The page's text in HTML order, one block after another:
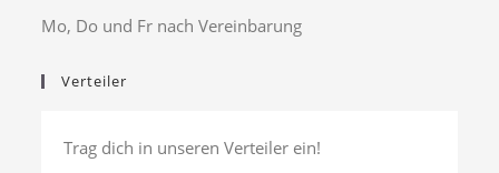
Mo, Do und Fr nach Vereinbarung
Verteiler
Trag dich in unseren Verteiler ein!